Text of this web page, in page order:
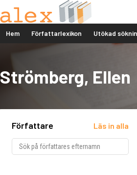
Hem Författarlexikon Utökad
Strömberg, Ellen
Författare Läs in alla